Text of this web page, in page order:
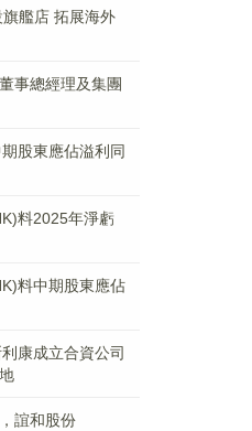
艦店 拓展海外
事總經理及集團
股東應佔溢利同
料2025年淨虧
料中期股東應佔
康成立合資公司
誼和股份